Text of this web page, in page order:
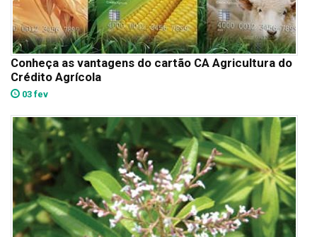
Conheça as vantagens do cartão CA Agricultura do
Crédito Agrícola
03 fev